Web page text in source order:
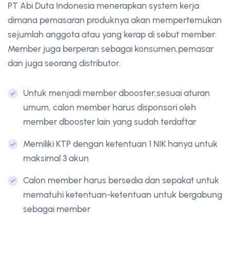
PT Abi Duta Indonesia menerapkan system kerja
dimana pemasaran produknya akan mempertemukan
sejumlah anggota atau yang kerap di sebut member.
Member juga berperan sebagai konsumen,pemasar
dan juga seorang distributor.
Untuk menjadi member dbooster,sesuai aturan
umum, calon member harus disponsori oleh
member dbooster lain yang sudah terdaftar
Memiliki KTP dengan ketentuan 1 NIK hanya untuk
maksimal 3 akun
Calon member harus bersedia dan sepakat untuk
mematuhi ketentuan-ketentuan untuk bergabung
sebagai member